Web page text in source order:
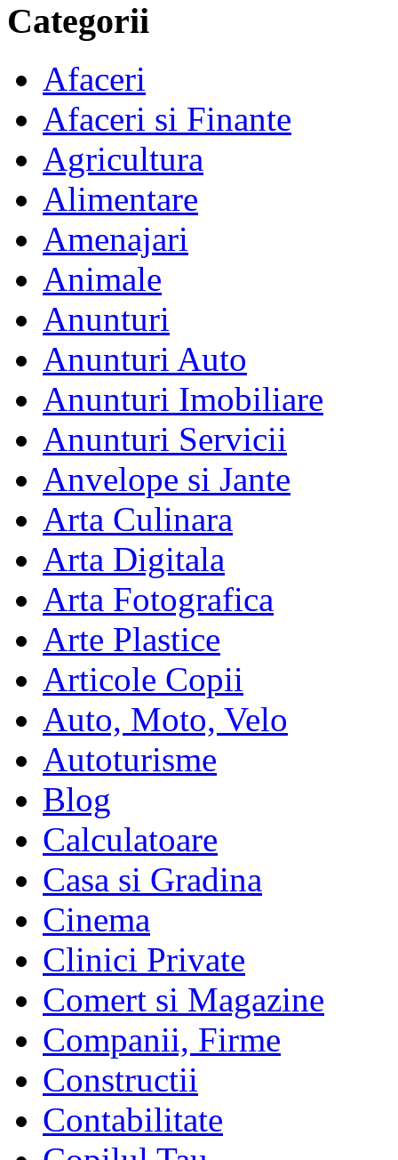
Categorii
Afaceri
Afaceri si Finante
Agricultura
Alimentare
Amenajari
Animale
Anunturi
Anunturi Auto
Anunturi Imobiliare
Anunturi Servicii
Anvelope si Jante
Arta Culinara
Arta Digitala
Arta Fotografica
Arte Plastice
Articole Copii
Auto, Moto, Velo
Autoturisme
Blog
Calculatoare
Casa si Gradina
Cinema
Clinici Private
Comert si Magazine
Companii, Firme
Constructii
Contabilitate